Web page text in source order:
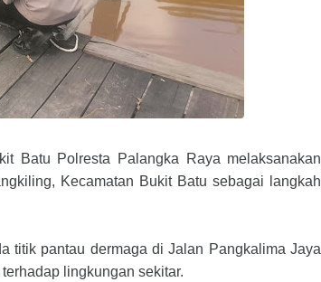
Batu Polresta Palangka Raya melaksanakan
Kecamatan Bukit Batu sebagai langkah
titik pantau dermaga di Jalan Pangkalima Jaya
lingkungan sekitar.